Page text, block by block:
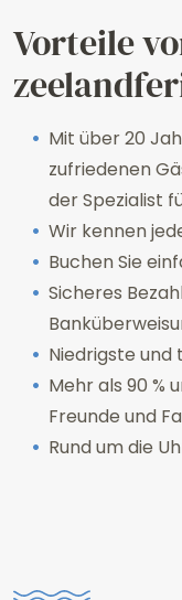
Vorteile
Mit über 20
zufriedenen
der Spezialist
Wir kennen
Buchen Sie
Sicheres
Niedrigste und
Mehr als 90 %
Freunde und
Rund um die